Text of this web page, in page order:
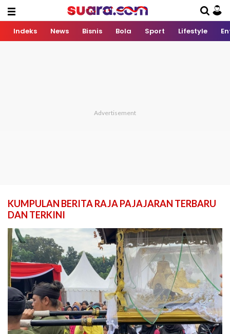
Indeks News Bisnis Bola Sport Lifestyle
KUMPULAN BERITA RAJA PAJAJARAN TERBARU
DAN TERKINI